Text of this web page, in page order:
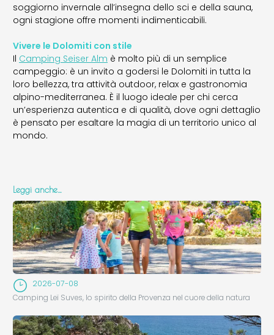
soggiorno invernale all’insegna dello sci e della sauna,
ogni stagione offre momenti indimenticabili.
Vivere le Dolomiti con stile
Il Camping Seiser Alm è molto più di un semplice
campeggio: è un invito a godersi le Dolomiti in tutta la
loro bellezza, tra attività outdoor, relax e gastronomia
alpino-mediterranea. È il luogo ideale per chi cerca
un’esperienza autentica e di qualità, dove ogni dettaglio
è pensato per esaltare la magia di un territorio unico al
mondo.
Leggi anche…
2026-07-08
Camping Leï Suves, lo spirito della Provenza nel cuore della natura